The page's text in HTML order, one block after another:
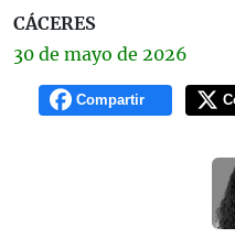
CÁCERES
30 de mayo de 2026
Compartir